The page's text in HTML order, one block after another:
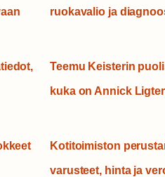
ruokavalio ja
Teemu Keisterin
kuka on Annick
Kotitoimiston
varusteet, hinta ja